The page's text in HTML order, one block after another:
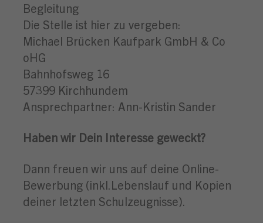
Begleitung
Die Stelle ist hier zu vergeben:
Michael Brücken Kaufpark GmbH & Co
oHG
Bahnhofsweg 16
57399 Kirchhundem
Ansprechpartner: Ann-Kristin Sander
Haben wir Dein Interesse geweckt?
Dann freuen wir uns auf deine Online-
Bewerbung (inkl.Lebenslauf und Kopien
deiner letzten Schulzeugnisse).